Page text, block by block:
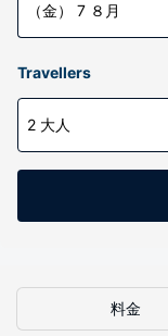
（金） 7 ８月
Travellers
2 大人
料金